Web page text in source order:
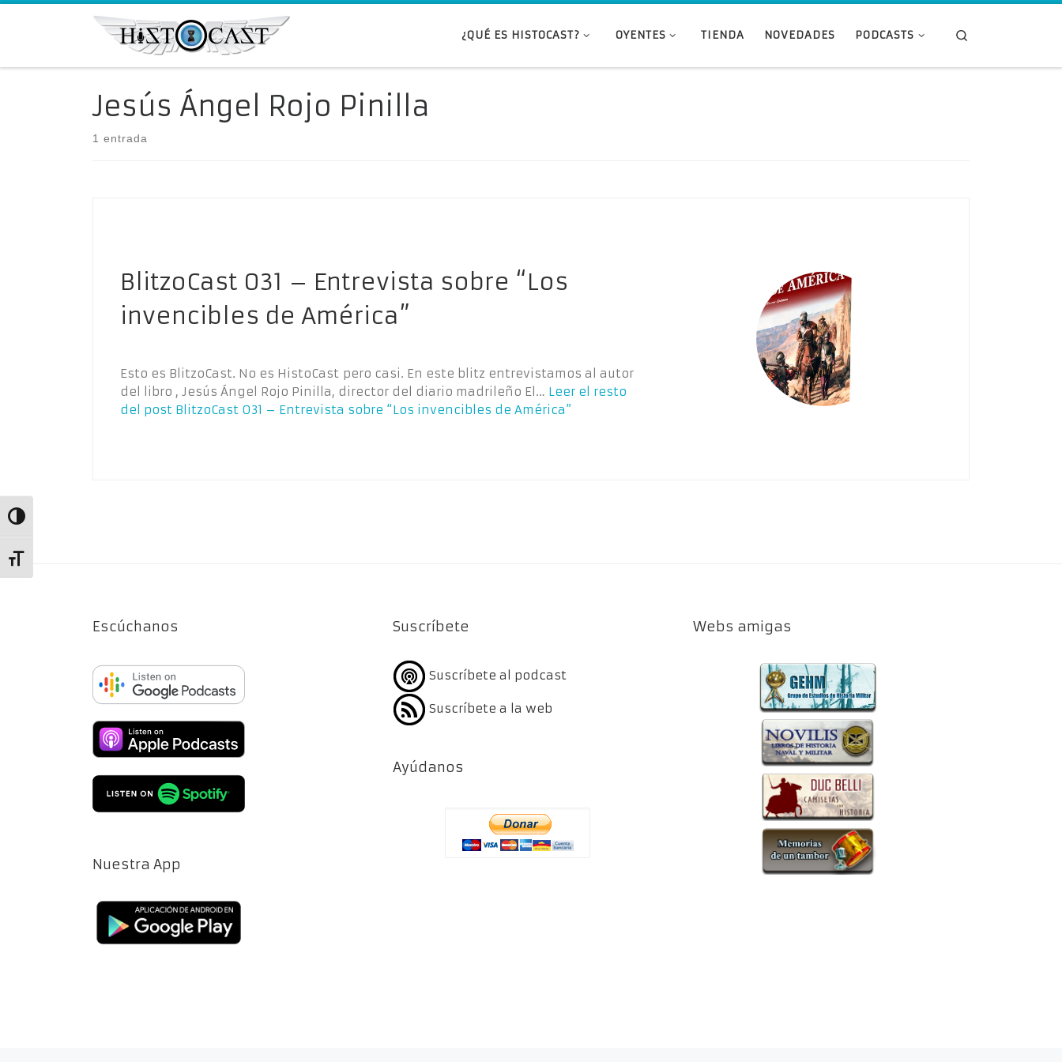
Alternar alto contraste
Alternar tamaño de letra
Saltar al contenido
¿QUÉ ES HISTOCAST? OYENTES TIENDA NOVEDADES PODCASTS
Jesús Ángel Rojo Pinilla
1 entrada
BlitzoCast 031 – Entrevista sobre “Los
invencibles de América”
Esto es BlitzoCast. No es HistoCast pero casi. En este blitz entrevistamos al autor
del libro , Jesús Ángel Rojo Pinilla, director del diario madrileño El… Leer el resto
del post BlitzoCast 031 – Entrevista sobre “Los invencibles de América”
Escúchanos
Nuestra App
Suscríbete
Suscríbete al podcast
Suscríbete a la web
Ayúdanos
Webs amigas